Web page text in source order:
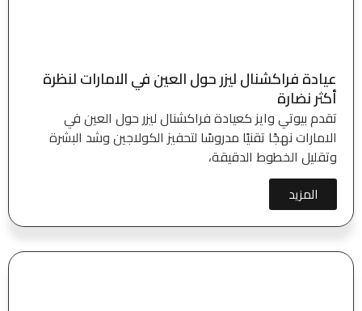
عيادة فراكشنال ليزر حول العين في الامارات لنظرة
أكثر نضارة
تقدم بيوتي وايز كعيادة فراكشنال ليزر حول العين في
الامارات نهجًا تقنيًا مدروسًا لتحفيز الكولاجين وشد البشرة
وتقليل الخطوط الدقيقة،
المزيد